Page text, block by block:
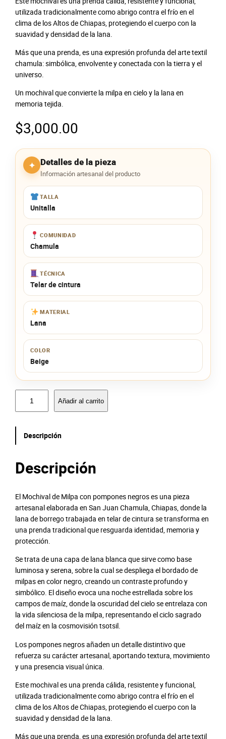
utilizada tradicionalmente como abrigo contra el frío en el
clima de los Altos de Chiapas, protegiendo el cuerpo con la
suavidad y densidad de la lana.
Más que una prenda, es una expresión profunda del arte textil
chamula: simbólica, envolvente y conectada con la tierra y el
universo.
Un mochival que convierte la milpa en cielo y la lana en
memoria tejida.
$3,000.00
✦ Detalles de la pieza
Información artesanal del producto
TALLA
Unitalla
COMUNIDAD
Chamula
TÉCNICA
Telar de cintura
MATERIAL
Lana
COLOR
Beige
h
a
l
o
c
h
e
e
t
e
l
l
a
d
a
a
n
t
i
d
a
d
Añadir al carrito
Descripción
Descripción
El Mochival de Milpa con pompones negros es una pieza
artesanal elaborada en San Juan Chamula, Chiapas, donde la
lana de borrego trabajada en telar de cintura se transforma en
una prenda tradicional que resguarda identidad, memoria y
protección.
Se trata de una capa de lana blanca que sirve como base
luminosa y serena, sobre la cual se despliega el bordado de
milpas en color negro, creando un contraste profundo y
simbólico. El diseño evoca una noche estrellada sobre los
campos de maíz, donde la oscuridad del cielo se entrelaza con
la vida silenciosa de la milpa, representando el ciclo sagrado
del maíz en la cosmovisión tsotsil.
Los pompones negros añaden un detalle distintivo que
refuerza su carácter artesanal, aportando textura, movimiento
y una presencia visual única.
Este mochival es una prenda cálida, resistente y funcional,
utilizada tradicionalmente como abrigo contra el frío en el
clima de los Altos de Chiapas, protegiendo el cuerpo con la
suavidad y densidad de la lana.
Más que una prenda, es una expresión profunda del arte textil